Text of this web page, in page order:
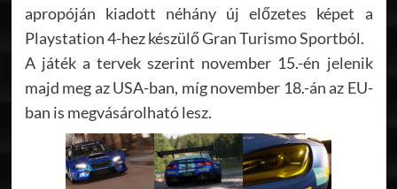
apropóján kiadott néhány új előzetes képet a
Playstation 4-hez készülő Gran Turismo Sportból.
A játék a tervek szerint november 15.-én jelenik
majd meg az USA-ban, míg november 18.-án az EU-
ban is megvásárolható lesz.